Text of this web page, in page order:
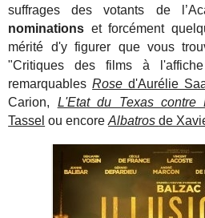
suffrages des votants de
nominations et forcément
mérité d'y figurer que vous
"Critiques des films à
remarquablesRosed'Aurélie
Carion, L'Etat du Texas contre
Tassel ou encoreAlbatrosde